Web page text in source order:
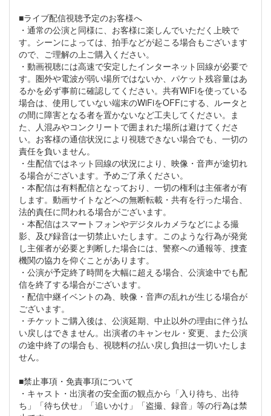
■ライブ配信視聴予定のお客様へ
・通常の公演と同様に、お客様に楽しんでいただく上映で
す。シーンによっては、拍手などが起こる場合もございます
ので、ご理解の上ご購入ください。
・動画視聴には高速で安定したインターネット回線が必要で
す。圏外や電波が弱い場所ではないか、パケット残容量はあ
るかを必ず事前に確認してください。共有WiFiを使っている
場合は、使用していない端末のWiFiをOFFにする、ルータと
の間に障害となる者を置かないなど工夫してください。ま
た、人混みやコンクリートで囲まれた場所は避けてくださ
い。お客様の通信状況により視聴できない場合でも、一切の
責任を負いません。
・生配信ではネット回線の状況により、映像・音声が途切れ
る場合がございます。予めご了承ください。
・本配信は有料配信となっており、一切の権利は主催者が有
します。動画サイトなどへの無断転載・共有を行った場合、
法的責任に問われる場合がございます。
・本配信はスマートフォンやデジタルカメラなどによる撮
影、及び録音は一切禁止いたします。このような行為が発覚
し主催者が必要と判断した場合には、警察への通報等、捜査
機関の協力を仰ぐことがあります。
・公演が予定終了時間を大幅に超える場合、公演途中でも配
信を終了する場合がございます。
・配信中継イベントの為、映像・音声の乱れが生じる場合が
ございます。
・チケットご購入後は、公演延期、中止以外の理由に伴う払
い戻しはできません。出演者のキャンセル・変更、また公演
の途中終了の場合も、視聴料の払い戻し負担は一切いたしま
せん。
■禁止事項・免責事項について
・キャスト・出演者の安全面の観点から「入り待ち、出待
ち」「待ち伏せ」「追いかけ」「盗撮、録音」等の行為は禁